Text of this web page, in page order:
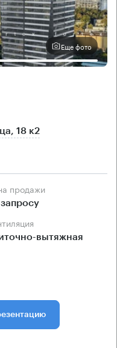
Еще фото
18 к2
продажи
вытяжная